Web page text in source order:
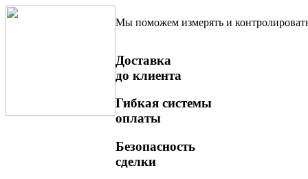
Мы поможем измерять и
Доставка
до клиента
Гибкая системы
оплаты
Безопасность
сделки